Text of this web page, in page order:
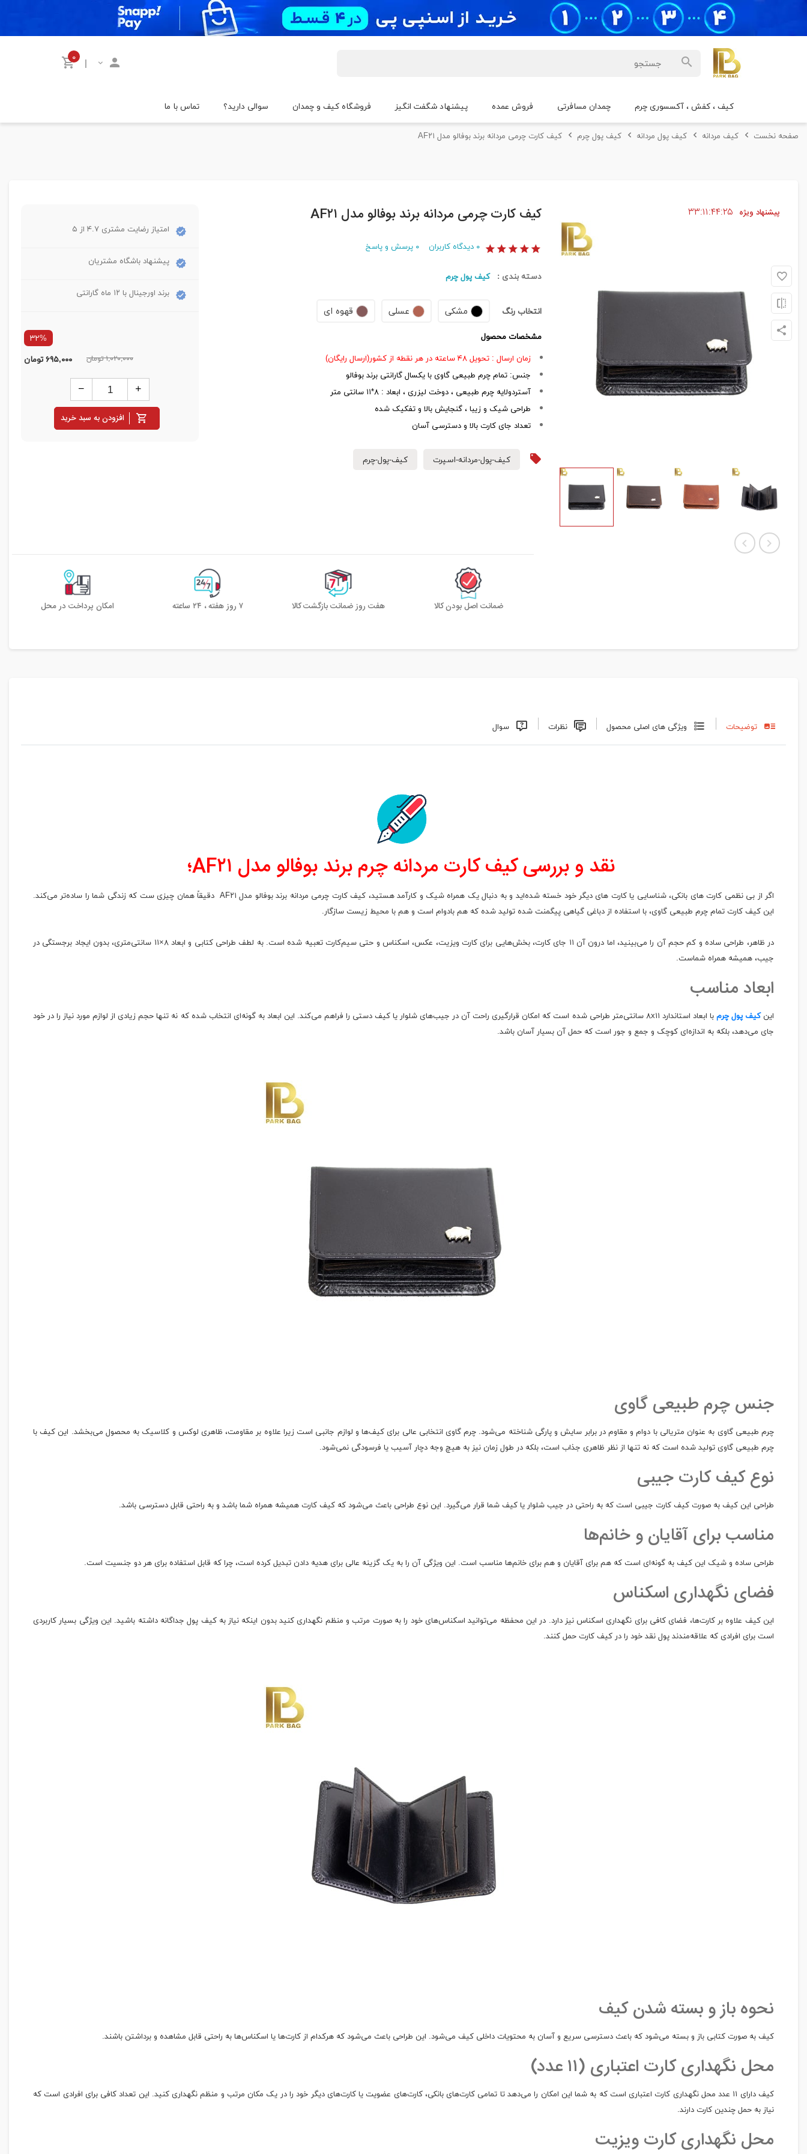
| ۰
کیف ، کفش ، آکسسوری چرم چمدان مسافرتی فروش عمده پیشنهاد شگفت انگیز فروشگاه کیف و چمدان سوالی دارید؟ تماس با ما
صفحه نخست کیف مردانه کیف پول مردانه کیف پول چرم کیف کارت چرمی مردانه برند بوفالو مدل AF۲۱
پیشنهاد ویژه ۳۳ ۱۱ ۴۴۲۴ کیف کارت چرمی مردانه برند بوفالو مدل AF۲۱
۰ دیدگاه کاربران ۰ پرسش و پاسخ
دسته بندی : کیف پول چرم
انتخاب رنگ مشکی عسلی قهوه ای
مشخصات محصول
زمان ارسال : تحویل ۴۸ ساعته در هر نقطه از کشور(ارسال رایگان)
جنس: تمام چرم طبیعی گاوی با یکسال گارانتی برند بوفالو
آستردولایه چرم طبیعی ، دوخت لیزری ، ابعاد : ۸*۱۱ سانتی متر
طراحی شیک و زیبا ، گنجایش بالا و تفکیک شده
تعداد جای کارت بالا و دسترسی آسان
کیف-پول-مردانه-اسپرت کیف-پول-چرم
امتیاز رضایت مشتری ۴.۷ از ۵
پیشنهاد باشگاه مشتریان
برند اورجینال با ۱۲ ماه گارانتی
۳۲%
۱,۰۲۰,۰۰۰ تومان ۶۹۵,۰۰۰تومان
افزودن به سبد خرید
ضمانت اصل بودن کالا هفت روز ضمانت بازگشت کالا ۷ روز هفته ، ۲۴ ساعته امکان پرداخت در محل
توضیحات ویژگی های اصلی محصول نظرات سوال
نقد و بررسی کیف کارت مردانه چرم برند بوفالو مدل AF۲۱؛
اگر از بی‌ نظمی کارت‌ های بانکی، شناسایی یا کارت های دیگر خود خسته شده‌اید و به دنبال یک همراه شیک و کارآمد هستید، کیف کارت چرمی مردانه برند بوفالو مدل AF۲۱ دقیقاً همان چیزی‌ ست که زندگی شما را ساده‌تر می‌کند.
این کیف کارت تمام چرم طبیعی گاوی، با استفاده از دباغی گیاهی پیگمنت‌ شده تولید شده که هم بادوام است و هم با محیط زیست سازگار.
در ظاهر، طراحی ساده و کم‌ حجم آن را می‌بینید، اما درون آن ۱۱ جای کارت، بخش‌هایی برای کارت ویزیت، عکس، اسکناس و حتی سیم‌کارت تعبیه شده است. به لطف طراحی کتابی و ابعاد ۸×۱۱ سانتی‌متری، بدون ایجاد برجستگی در
جیب، همیشه همراه شماست.
ابعاد مناسب
اینکیف پول چرم
با ابعاد استاندارد ۸x۱۱ سانتی‌متر طراحی شده است که امکان قرارگیری راحت آن در جیب‌های شلوار یا کیف دستی را فراهم می‌کند. این ابعاد به گونه‌ای انتخاب شده که نه تنها حجم زیادی از لوازم مورد نیاز را در خود
جای می‌دهد، بلکه به اندازه‌ای کوچک و جمع و جور است که حمل آن بسیار آسان باشد.
جنس چرم طبیعی گاوی
چرم طبیعی گاوی به عنوان متریالی با دوام و مقاوم در برابر سایش و پارگی شناخته می‌شود. چرم گاوی انتخابی عالی برای کیف‌ها و لوازم جانبی است زیرا علاوه بر مقاومت، ظاهری لوکس و کلاسیک به محصول می‌بخشد. این کیف با
چرم طبیعی گاوی تولید شده است که نه تنها از نظر ظاهری جذاب است، بلکه در طول زمان نیز به هیچ وجه دچار آسیب یا فرسودگی نمی‌شود.
نوع کیف کارت جیبی
طراحی این کیف به صورت کیف کارت جیبی است که به راحتی در جیب شلوار یا کیف شما قرار می‌گیرد. این نوع طراحی باعث می‌شود که کیف کارت همیشه همراه شما باشد و به راحتی قابل دسترسی باشد.
مناسب برای آقایان و خانم‌ها
طراحی ساده و شیک این کیف به گونه‌ای است که هم برای آقایان و هم برای خانم‌ها مناسب است. این ویژگی آن را به یک گزینه عالی برای هدیه دادن تبدیل کرده است، چرا که قابل استفاده برای هر دو جنسیت است.
فضای نگهداری اسکناس
این کیف علاوه بر کارت‌ها، فضای کافی برای نگهداری اسکناس نیز دارد. در این محفظه می‌توانید اسکناس‌های خود را به صورت مرتب و منظم نگهداری کنید بدون اینکه نیاز به کیف پول جداگانه داشته باشید. این ویژگی بسیار کاربردی
است برای افرادی که علاقه‌مندند پول نقد خود را در کیف کارت حمل کنند.
نحوه باز و بسته شدن کیف
کیف به صورت کتابی باز و بسته می‌شود که باعث دسترسی سریع و آسان به محتویات داخلی کیف می‌شود. این طراحی باعث می‌شود که هرکدام از کارت‌ها یا اسکناس‌ها به راحتی قابل مشاهده و برداشتن باشند.
محل نگهداری کارت اعتباری (۱۱ عدد)
کیف دارای ۱۱ عدد محل نگهداری کارت اعتباری است که به شما این امکان را می‌دهد تا تمامی کارت‌های بانکی، کارت‌های عضویت یا کارت‌های دیگر خود را در یک مکان مرتب و منظم نگهداری کنید. این تعداد کافی برای افرادی است که
نیاز به حمل چندین کارت دارند.
محل نگهداری کارت ویزیت